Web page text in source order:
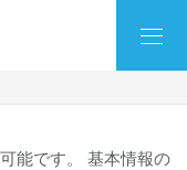
能です。 基本情報の